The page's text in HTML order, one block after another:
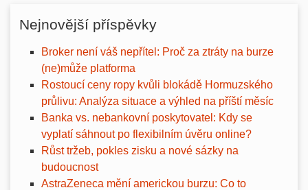
Nejnovější příspěvky
Broker není váš nepřítel: Proč za ztráty na burze
(ne)může platforma
Rostoucí ceny ropy kvůli blokádě Hormuzského
průlivu: Analýza situace a výhled na příští měsíc
Banka vs. nebankovní poskytovatel: Kdy se
vyplatí sáhnout po flexibilním úvěru online?
Růst tržeb, pokles zisku a nové sázky na
budoucnost
AstraZeneca mění americkou burzu: Co to